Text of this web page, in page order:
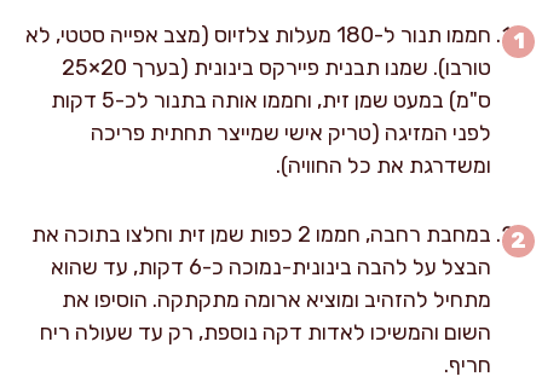
חממו תנור ל-180 מעלות צלזיוס (מצב אפייה סטטי, לא
טורבו). שמנו תבנית פיירקס בינונית (בערך 20×25
ס"מ) במעט שמן זית, וחממו אותה בתנור לכ-5 דקות
לפני המזיגה (טריק אישי שמייצר תחתית פריכה
ומשדרגת את כל החוויה).
במחבת רחבה, חממו 2 כפות שמן זית וחלצו בתוכה את
הבצל על להבה בינונית-נמוכה כ-6 דקות, עד שהוא
מתחיל להזהיב ומוציא ארומה מתקתקה. הוסיפו את
השום והמשיכו לאדות דקה נוספת, רק עד שעולה ריח
חריף.